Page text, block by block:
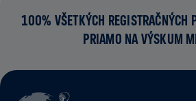
100% VŠETKÝCH REGISTRAČNÝCH
PRIAMO NA VÝSKUM